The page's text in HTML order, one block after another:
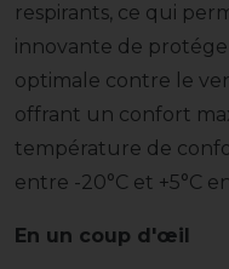
respirants, ce qui
innovante de
optimale contre le
offrant un confort
température de
entre -20°C et +5°C
En un coup d'œil